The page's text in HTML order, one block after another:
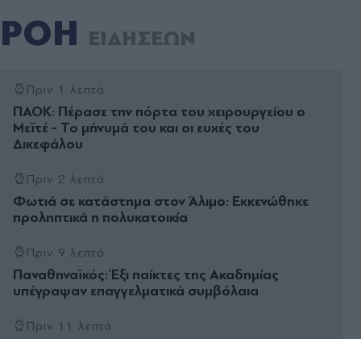
ΡΟΗ ΕΙΔΗΣΕΩΝ
Πριν 1 λεπτά
ΠΑΟΚ: Πέρασε την πόρτα του χειρουργείου ο
Μεϊτέ - Το μήνυμά του και οι ευχές του
Δικεφάλου
Πριν 2 λεπτά
Φωτιά σε κατάστημα στον Άλιμο: Εκκενώθηκε
προληπτικά η πολυκατοικία
Πριν 9 λεπτά
Παναθηναϊκός: Έξι παίκτες της Ακαδημίας
υπέγραψαν επαγγελματικά συμβόλαια
Πριν 11 λεπτά